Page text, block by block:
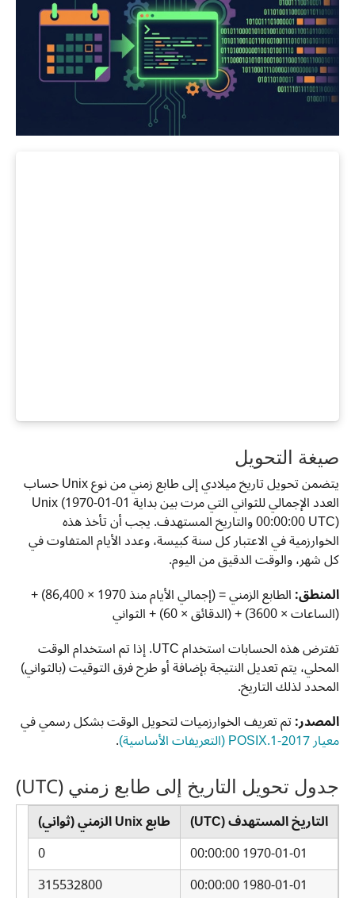
صيغة التحويل
يتضمن تحويل تاريخ ميلادي إلى طابع زمني من نوع Unix حساب
العدد الإجمالي للثواني التي مرت بين بداية Unix (1970-01-01
00:00:00 UTC) والتاريخ المستهدف. يجب أن تأخذ هذه
الخوارزمية في الاعتبار كل سنة كبيسة، وعدد الأيام المتفاوت في
كل شهر، والوقت الدقيق من اليوم.
المنطق:
الطابع الزمني = (إجمالي الأيام منذ 1970 × 86,400) +
(الساعات × 3600) + (الدقائق × 60) + الثواني
تفترض هذه الحسابات استخدام UTC. إذا تم استخدام الوقت
المحلي، يتم تعديل النتيجة بإضافة أو طرح فرق التوقيت (بالثواني)
المحدد لذلك التاريخ.
المصدر:تم تعريف الخوارزميات لتحويل الوقت بشكل رسمي في
معيار POSIX.1-2017 (التعريفات الأساسية) .
جدول تحويل التاريخ إلى طابع زمني (UTC)
التاريخ المستهدف (UTC)
طابع Unix الزمني (ثواني)
1970-01-01 00:00:00
0
1980-01-01 00:00:00
315532800